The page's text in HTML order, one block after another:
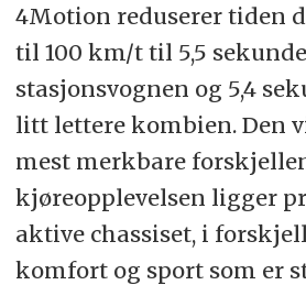
4Motion reduserer tiden
til 100 km/t til 5,5
stasjonsvognen og 5,4
litt lettere kombien. Den
mest merkbare
kjøreopplevelsen ligger
aktive chassiset, i
komfort og sport som er